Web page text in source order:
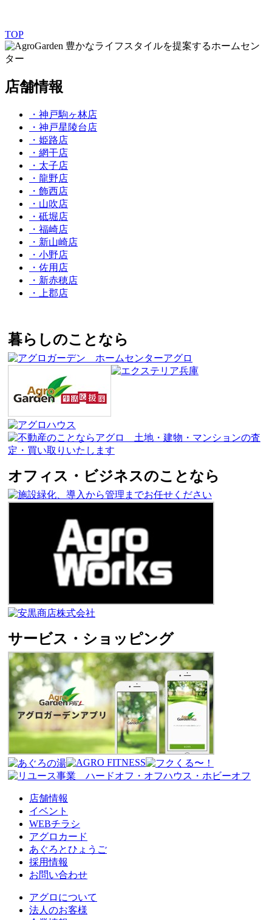
TOP
豊かなライフスタイルを提案するホームセン
ター
店舗情報
・神戸駒ヶ林店
・神戸星陵台店
・姫路店
・網干店
・太子店
・龍野店
・飾西店
・山吹店
・砥堀店
・福崎店
・新山崎店
・小野店
・佐用店
・新赤穂店
・上郡店
暮らしのことなら
オフィス・ビジネスのことなら
サービス・ショッピング
店舗情報
イベント
WEBチラシ
アグロカード
あぐろとひょうご
採用情報
お問い合わせ
アグロについて
法人のお客様